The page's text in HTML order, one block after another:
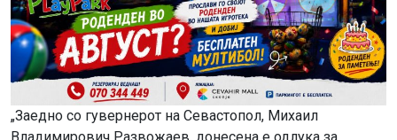
„Заедно со гувернерот на Севастопол, Михаил